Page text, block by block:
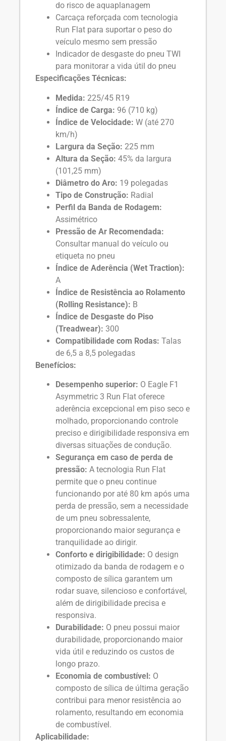
do risco de aquaplanagem
Carcaça reforçada com tecnologia
Run Flat para suportar o peso do
veículo mesmo sem pressão
Indicador de desgaste do pneu TWI
para monitorar a vida útil do pneu
Especificações Técnicas:
Medida: 225/45 R19
Índice de Carga: 96 (710 kg)
Índice de Velocidade: W (até 270
km/h)
Largura da Seção: 225 mm
Altura da Seção: 45% da largura
(101,25 mm)
Diâmetro do Aro: 19 polegadas
Tipo de Construção: Radial
Perfil da Banda de Rodagem:
Assimétrico
Pressão de Ar Recomendada:
Consultar manual do veículo ou
etiqueta no pneu
Índice de Aderência (Wet Traction):
A
Índice de Resistência ao Rolamento
(Rolling Resistance): B
Índice de Desgaste do Piso
(Treadwear): 300
Compatibilidade com Rodas: Talas
de 6,5 a 8,5 polegadas
Benefícios:
Desempenho superior: O Eagle F1
Asymmetric 3 Run Flat oferece
aderência excepcional em piso seco e
molhado, proporcionando controle
preciso e dirigibilidade responsiva em
diversas situações de condução.
Segurança em caso de perda de
pressão: A tecnologia Run Flat
permite que o pneu continue
funcionando por até 80 km após uma
perda de pressão, sem a necessidade
de um pneu sobressalente,
proporcionando maior segurança e
tranquilidade ao dirigir.
Conforto e dirigibilidade: O design
otimizado da banda de rodagem e o
composto de sílica garantem um
rodar suave, silencioso e confortável,
além de dirigibilidade precisa e
responsiva.
Durabilidade: O pneu possui maior
durabilidade, proporcionando maior
vida útil e reduzindo os custos de
longo prazo.
Economia de combustível: O
composto de sílica de última geração
contribui para menor resistência ao
rolamento, resultando em economia
de combustível.
Aplicabilidade: